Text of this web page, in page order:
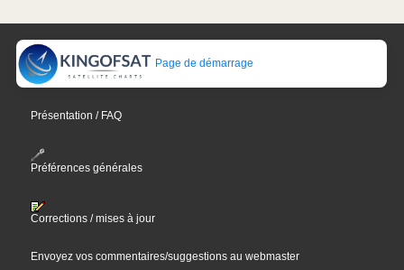
Page de démarrage
Présentation / FAQ
Préférences générales
Corrections / mises à jour
Envoyez vos commentaires/suggestions au webmaster